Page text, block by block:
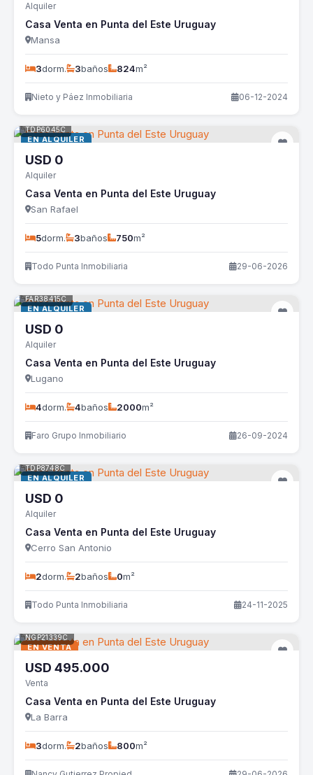
Alquiler
Casa Venta en Punta del Este Uruguay
Mansa
3dorm. 3baños 824m²
Nieto y Páez Inmobiliaria 06-12-2024
EN ALQUILER
TDP6045C
USD 0
Alquiler
Casa Venta en Punta del Este Uruguay
San Rafael
5dorm. 3baños 750m²
Todo Punta Inmobiliaria 29-06-2026
EN ALQUILER
FAR38415C
USD 0
Alquiler
Casa Venta en Punta del Este Uruguay
Lugano
4dorm. 4baños 2000m²
Faro Grupo Inmobiliario 26-09-2024
EN ALQUILER
TDP8748C
USD 0
Alquiler
Casa Venta en Punta del Este Uruguay
Cerro San Antonio
2dorm. 2baños 0m²
Todo Punta Inmobiliaria 24-11-2025
EN VENTA
NGP21339C
USD 495.000
Venta
Casa Venta en Punta del Este Uruguay
La Barra
3dorm. 2baños 800m²